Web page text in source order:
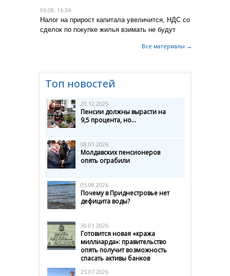
06.08, 16:34
Налог на прирост капитала увеличится, НДС со
сделок по покупке жилья взимать не будут
Все материалы →
Топ новостей
20.12.2025
Пенсии должны вырасти на
9,5 процента, но...
08.01.2026
Молдавских пенсионеров
опять ограбили
05.08.2026
Почему в Приднестровье нет
дефицита воды?
30.01.2026
Готовится новая «кража
миллиарда»: правительство
опять получит возможность
спасать активы банков
25.07.2026